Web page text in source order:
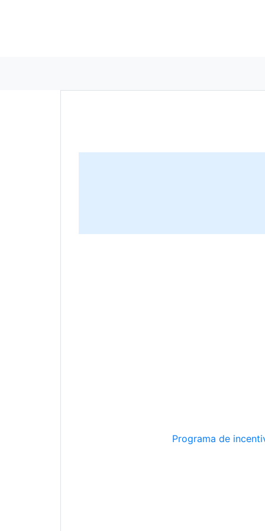
Programa de